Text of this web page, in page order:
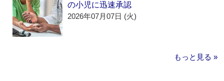
の小児に迅速承認
2026年07月07日 (火)
もっと見る »